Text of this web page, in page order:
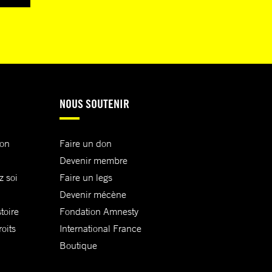
soi
NOUS SOUTENIR
Faire un don
Devenir membre
Faire un legs
Devenir mécène
Fondation Amnesty
International France
Boutique